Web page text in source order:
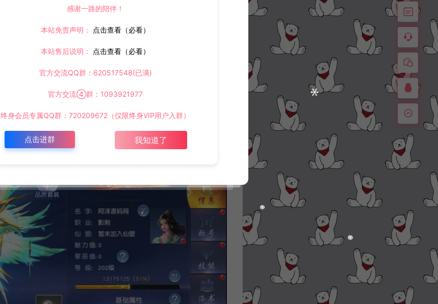
感谢一路的陪伴！
本站免责声明： 点击查看（必看）
本站售后说明： 点击查看（必看）
官方交流QQ群：620517548(已满)
官方交流④群：1093921977
终身会员专属QQ群：720209672（仅限终身VIP用户入群）
点击进群 我知道了